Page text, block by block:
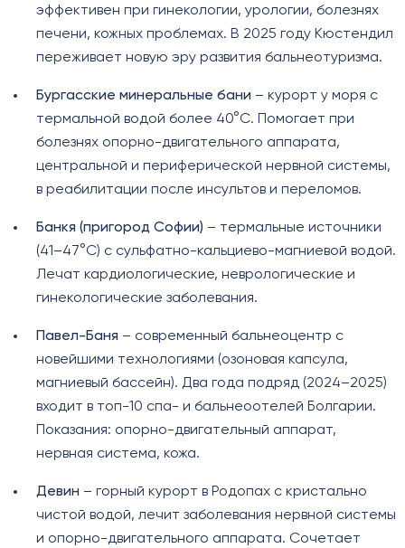
эффективен при гинекологии, урологии, болезнях
печени, кожных проблемах. В 2025 году Кюстендил
переживает новую эру развития бальнеотуризма.
Бургасские минеральные бани – курорт у моря с
термальной водой более 40°C. Помогает при
болезнях опорно-двигательного аппарата,
центральной и периферической нервной системы,
в реабилитации после инсультов и переломов.
Банкя (пригород Софии) – термальные источники
(41–47°C) с сульфатно-кальциево-магниевой водой.
Лечат кардиологические, неврологические и
гинекологические заболевания.
Павел-Баня – современный бальнеоцентр с
новейшими технологиями (озоновая капсула,
магниевый бассейн). Два года подряд (2024–2025)
входит в топ-10 спа- и бальнеоотелей Болгарии.
Показания: опорно-двигательный аппарат,
нервная система, кожа.
Девин – горный курорт в Родопах с кристально
чистой водой, лечит заболевания нервной системы
и опорно-двигательного аппарата. Сочетает